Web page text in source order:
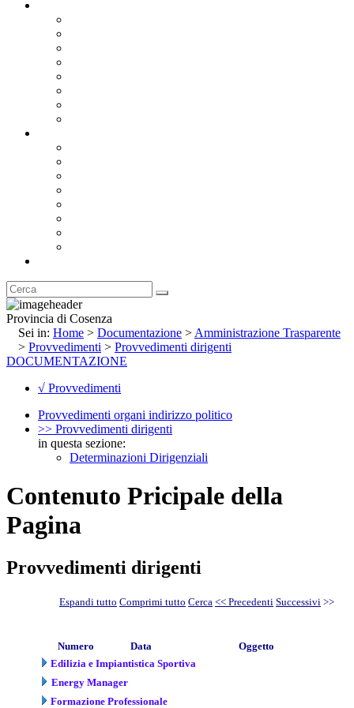
Provincia di Cosenza
Sei in: Home > Documentazione > Amministrazione Trasparente
> Provvedimenti > Provvedimenti dirigenti
DOCUMENTAZIONE
√ Provvedimenti
Provvedimenti organi indirizzo politico
>> Provvedimenti dirigenti
in questa sezione:
Determinazioni Dirigenziali
Contenuto Pricipale della
Pagina
Provvedimenti dirigenti
Espandi tutto Comprimi tutto Cerca << Precedenti Successivi >>
Numero Data
Oggetto
Edilizia e Impiantistica Sportiva
Energy Manager
Formazione Professionale